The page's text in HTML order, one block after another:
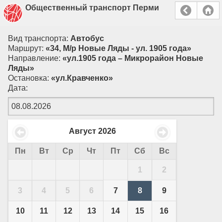
Общественный транспорт Перми
Вид транспорта: Автобус
Маршрут: «34, М/р Новые Ляды - ул. 1905 года»
Направление: «ул.1905 года – Микрорайон Новые
Ляды»
Остановка: «ул.Кравченко»
Дата:
Август 2026
Пн Вт Ср Чт Пт Сб Вс
1 2
3 4 5 6 7 8 9
10 11 12 13 14 15 16